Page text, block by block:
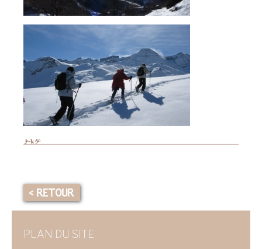
< RETOUR
PLAN DU SITE